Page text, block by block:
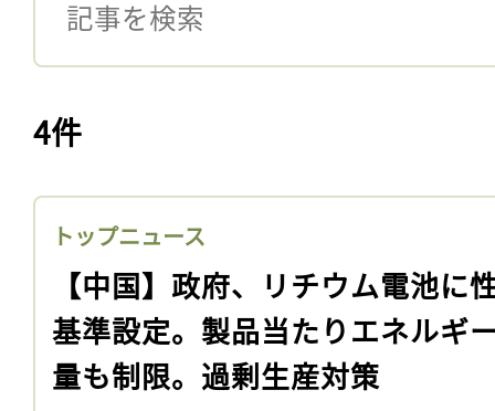
4件
トップニュース
【中国】政府、リチウム電池に
基準設定。製品当たりエネルギ
量も制限。過剰生産対策